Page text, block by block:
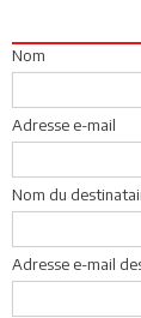
Nom
Adresse e-mail
Nom du
Adresse e-mail